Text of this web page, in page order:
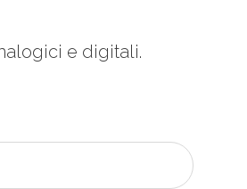
e digitali.